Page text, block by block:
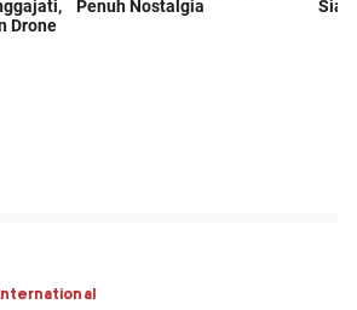
International